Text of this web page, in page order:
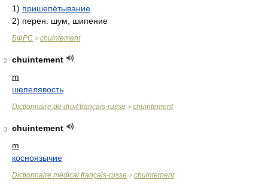
1) пришепётывание
2) перен. шум, шипение
БФРС > chuintement
2
chuintement
m
шепелявость
Dictionnaire de droit français-russe > chuintement
3
chuintement
m
косноязычие
Dictionnaire médical français-russe > chuintement